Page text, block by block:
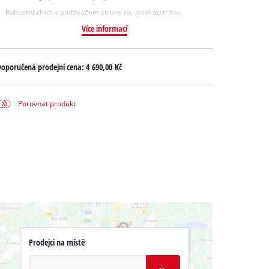
Robustní cívka s podavačem struny na vysokou trávu
Více informací
prodejní cena: 4 690,00 Kč
Porovnat produkt
Prodejci na místě